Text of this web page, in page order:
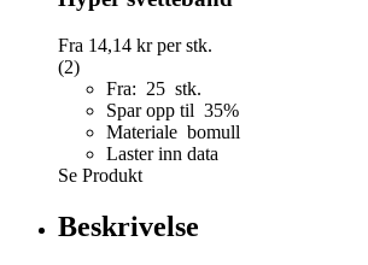
Fra 14,14 krper stk.
(2)
Fra: 25 stk.
Spar opp til 35%
Materiale bomull
Laster inn data
Se Produkt
Beskrivelse